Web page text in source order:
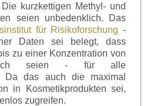
kurzkettigen Methyl- und
seien unbedenklich. Das
für Risikoforschung -
Daten sei belegt, dass
zu einer Konzentration von
seien - für alle
Da das auch die maximal
in Kosmetikprodukten sei,
zugreifen.